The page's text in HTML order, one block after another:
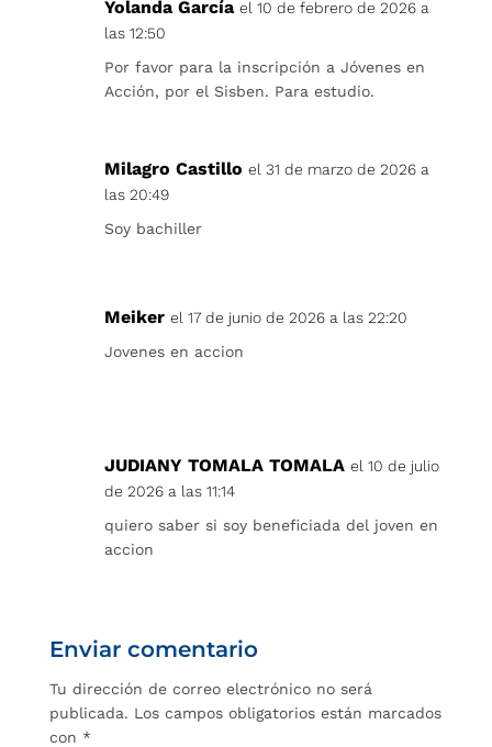
Yolanda García el 10 de febrero de 2026 a
las 12:50
Por favor para la inscripción a Jóvenes en
Acción, por el Sisben. Para estudio.
Milagro Castillo el 31 de marzo de 2026 a
las 20:49
Soy bachiller
Meiker el 17 de junio de 2026 a las 22:20
Jovenes en accion
JUDIANY TOMALA TOMALA el 10 de julio
de 2026 a las 11:14
quiero saber si soy beneficiada del joven en
accion
Enviar comentario
Tu dirección de correo electrónico no será
publicada. Los campos obligatorios están marcados
con *